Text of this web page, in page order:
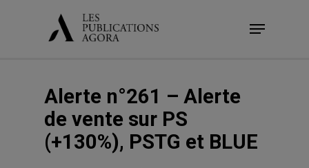
Menu
Alerte n°261 – Alerte
de vente sur PS
(+130%), PSTG et BLUE